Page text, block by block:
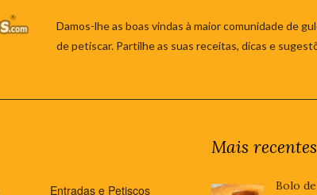
Damos-lhe as boas vindas à maior comunidade de
de petiscar. Partilhe as suas receitas, dicas e
Entradas e Petiscos
Mais recentes
Bolo